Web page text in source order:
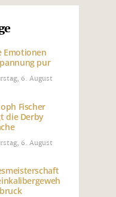
Emotionen
pur
6. August
Fischer
die Derby
6. August